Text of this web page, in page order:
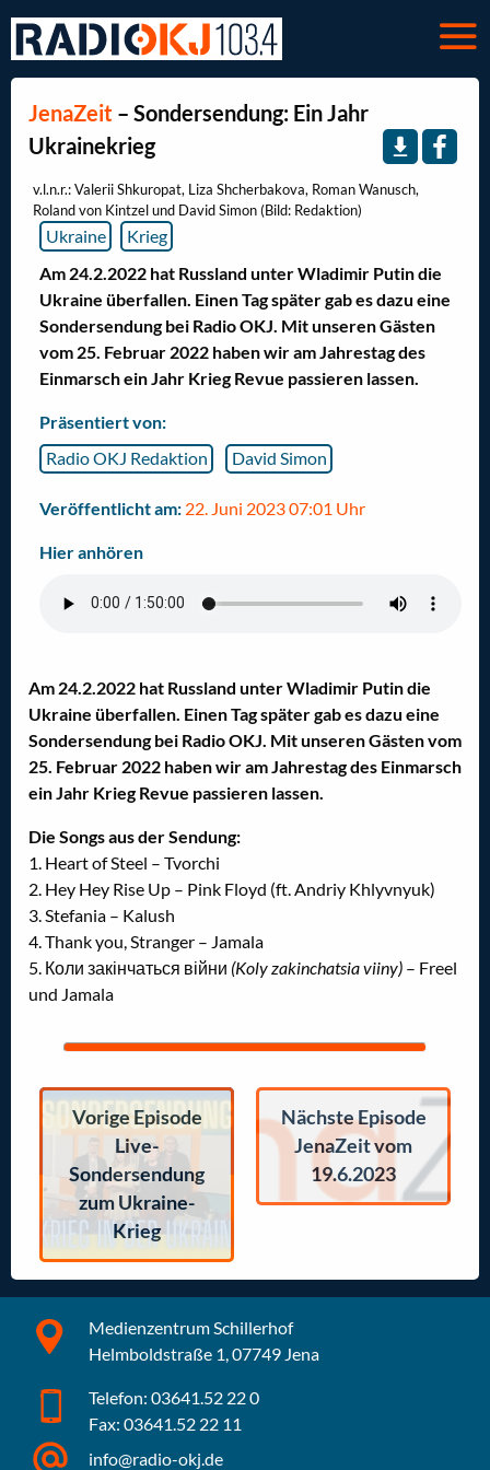
JenaZeit – Sondersendung: Ein Jahr
Ukrainekrieg
v.l.n.r.: Valerii Shkuropat, Liza Shcherbakova, Roman Wanusch,
Roland von Kintzel und David Simon (Bild: Redaktion)
Ukraine
Krieg
Am 24.2.2022 hat Russland unter Wladimir Putin die
Ukraine überfallen. Einen Tag später gab es dazu eine
Sondersendung bei Radio OKJ. Mit unseren Gästen
vom 25. Februar 2022 haben wir am Jahrestag des
Einmarsch ein Jahr Krieg Revue passieren lassen.
Präsentiert von:
Radio OKJ Redaktion
David Simon
Veröffentlicht am: 22. Juni 2023 07:01 Uhr
Hier anhören
Am 24.2.2022 hat Russland unter Wladimir Putin die
Ukraine überfallen. Einen Tag später gab es dazu eine
Sondersendung bei Radio OKJ. Mit unseren Gästen vom
25. Februar 2022 haben wir am Jahrestag des Einmarsch
ein Jahr Krieg Revue passieren lassen.
Die Songs aus der Sendung:
1. Heart of Steel – Tvorchi
2. Hey Hey Rise Up – Pink Floyd (ft. Andriy Khlyvnyuk)
3. Stefania – Kalush
4. Thank you, Stranger – Jamala
5. Коли закінчаться війни (Koly zakinchatsia viiny) – Freel
und Jamala
Vorige Episode
Live-
Sondersendung
zum Ukraine-
Krieg
Nächste Episode
JenaZeit vom
19.6.2023
Medienzentrum Schillerhof
Helmboldstraße 1, 07749 Jena
Telefon: 03641.52 22 0
Fax: 03641.52 22 11
info@radio-okj.de